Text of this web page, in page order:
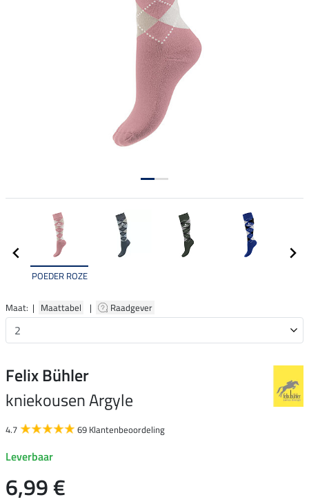
POEDER ROZE
Maat: | Maattabel | Raadgever
Felix Bühler
kniekousen Argyle
4.7 69 Klantenbeoordeling
Leverbaar
6,99 €